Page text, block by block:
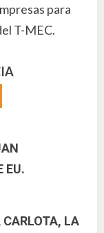
para
T-MEC.
EU.
LA